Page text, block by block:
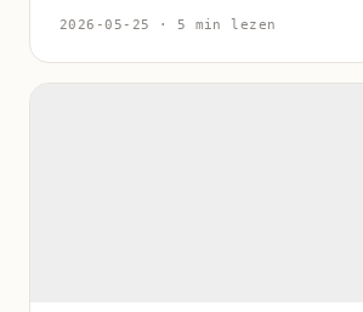
2026-05-25 · 5 min lezen